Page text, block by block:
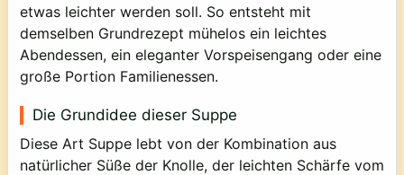
etwas leichter werden soll. So entsteht mit
demselben Grundrezept mühelos ein leichtes
Abendessen, ein eleganter Vorspeisengang oder eine
große Portion Familienessen.
Die Grundidee dieser Suppe
Diese Art Suppe lebt von der Kombination aus
natürlicher Süße der Knolle, der leichten Schärfe vom